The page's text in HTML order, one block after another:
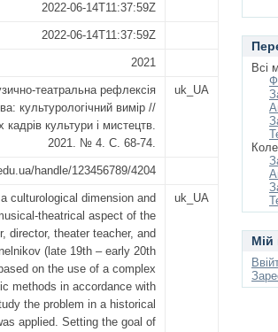
2022-06-14T11:37:59Z
2022-06-14T11:37:59Z
2021
театральна рефлексія
культурологічний вимір //
кадрів культури і мистецтв.
2021. № 4. С. 68-74.
uk_UA
handle/123456789/4204
culturological dimension and
theatrical aspect of the
director, theater teacher, and
(late 19th – early 20th
on the use of a complex
methods in accordance with
the problem in a historical
applied. Setting the goal of
uk_UA
Всі
Мій